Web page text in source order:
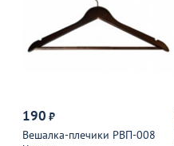
190 ₽
Вешалка-плечики РВП-008